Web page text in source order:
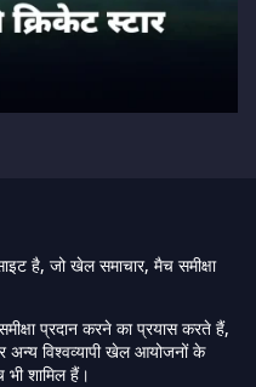
है, जो खेल समाचार, मैच समीक्षा
प्रदान करने का प्रयास करते हैं,
विश्वव्यापी खेल आयोजनों के
शामिल हैं।